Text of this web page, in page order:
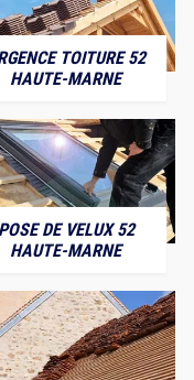
TOITURE 52
HAUTE-MARNE
POSE DE VELUX 52
HAUTE-MARNE